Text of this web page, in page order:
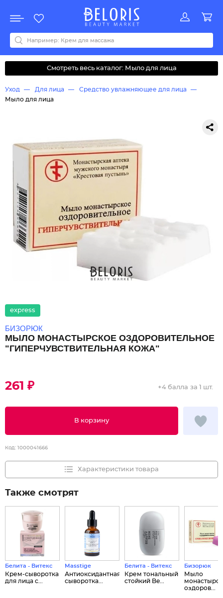
Акции
Все бренды
0-9ABCDEFGHIJKLMNOPQRSTUVWYZАБВДЗИМОКЛНПРСТУФ
Смотреть весь каталог: Мыло для лица
Уход Для лица
Средство увлажняющее для лица
Мыло для лица
express
БИЗОРЮК
МЫЛО МОНАСТЫРСКОЕ ОЗДОРОВИТЕЛЬНОЕ
"ГИПЕРЧУВСТВИТЕЛЬНАЯ КОЖА"
261 ₽
В корзину
+4 балла за 1 шт.
Код: 1000041666
Характеристики товара
Также смотрят
Белита - Витекс
Крем-сыворотка
для лица с...
Masstige
Антиоксидантная
сыворотка...
Белита - Витекс
Крем тональный
стойкий Be...
Бизорюк
Мыло
оздоров...